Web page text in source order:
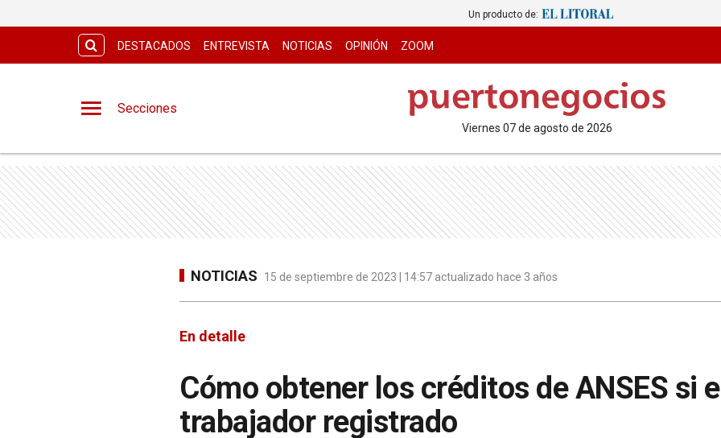
Un producto de:
DESTACADOS ENTREVISTA NOTICIAS OPINIÓN ZOOM
Secciones
viernes 07 de agosto de 2026
NOTICIAS 15 de septiembre de 2023 | 14:57 actualizado hace 3 años
En detalle
Cómo obtener los créditos de ANSES si
trabajador registrado